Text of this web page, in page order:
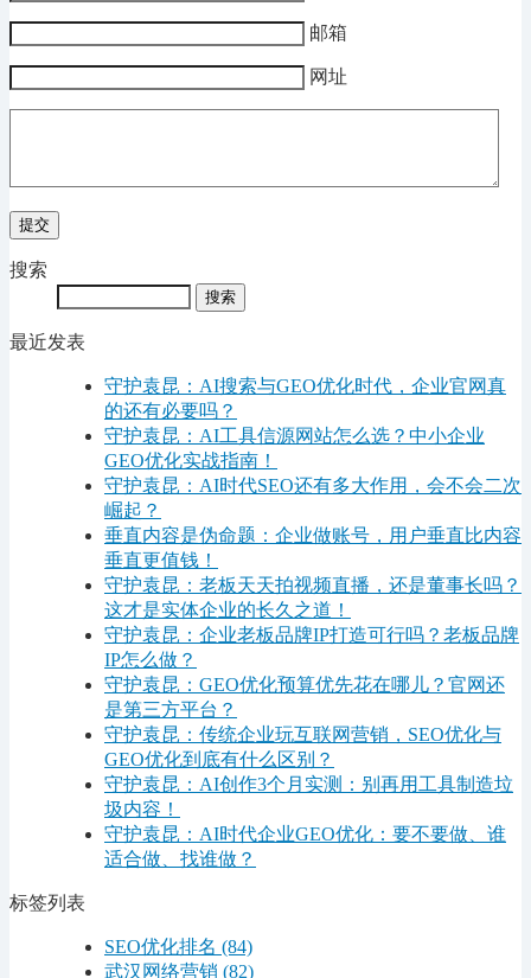
邮箱
网址
搜索
最近发表
守护袁昆：AI搜索与GEO优化时代，企业官网真
的还有必要吗？
守护袁昆：AI工具信源网站怎么选？中小企业
GEO优化实战指南！
守护袁昆：AI时代SEO还有多大作用，会不会二次
崛起？
垂直内容是伪命题：企业做账号，用户垂直比内容
垂直更值钱！
守护袁昆：老板天天拍视频直播，还是董事长吗？
这才是实体企业的长久之道！
守护袁昆：企业老板品牌IP打造可行吗？老板品牌
IP怎么做？
守护袁昆：GEO优化预算优先花在哪儿？官网还
是第三方平台？
守护袁昆：传统企业玩互联网营销，SEO优化与
GEO优化到底有什么区别？
守护袁昆：AI创作3个月实测：别再用工具制造垃
圾内容！
守护袁昆：AI时代企业GEO优化：要不要做、谁
适合做、找谁做？
标签列表
SEO优化排名 (84)
武汉网络营销 (82)